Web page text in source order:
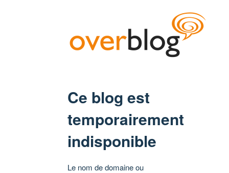
Ce blog est
temporairement
indisponible
Le nom de domaine ou